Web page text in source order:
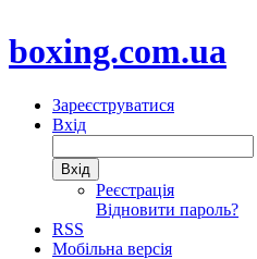
boxing.com.ua
Зареєструватися
Вхід
Реєстрація
Відновити пароль?
RSS
Мобільна версія